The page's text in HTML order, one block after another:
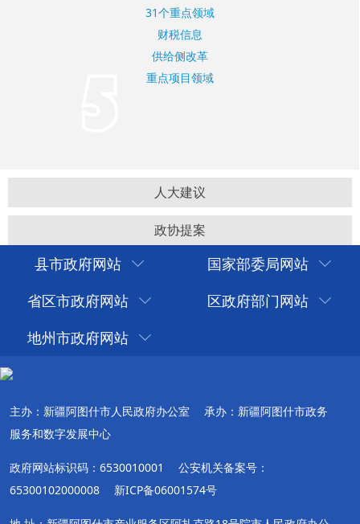
31个重点领域
财税信息
供给侧改革
重点项目领域
人大建议
政协提案
县市政府网站
国家部委局网站
省区市政府网站
区政府部门网站
地州市政府网站
主办：新疆阿图什市人民政府办公室
承办：新疆阿图什市政务
服务和数字发展中心
政府网站标识码：6530010001
公安机关备案号：
65300102000008
新ICP备06001574号